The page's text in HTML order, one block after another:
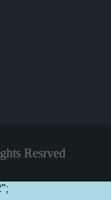
Resrved